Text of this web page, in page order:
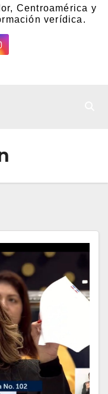
Centroamérica y
verídica.